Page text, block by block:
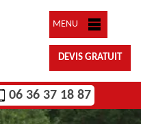
MENU
DEVIS GRATUIT
06 36 37 18 87